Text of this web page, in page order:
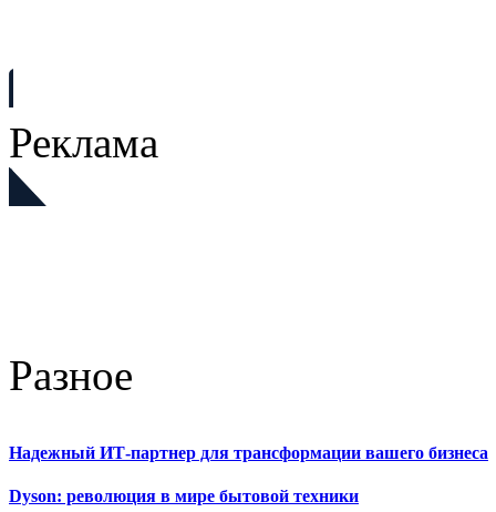
Реклама
Разное
Надежный ИТ-партнер для трансформации вашего бизнеса
Dyson: революция в мире бытовой техники